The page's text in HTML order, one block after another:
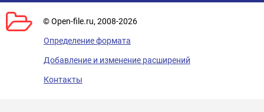
© Open-file.ru, 2008-2026
Определение формата
Добавление и изменение расширений
Контакты